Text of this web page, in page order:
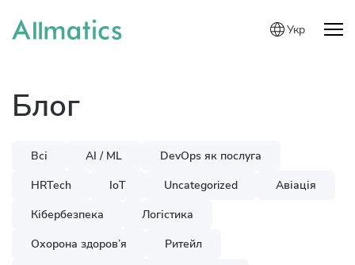
Укр
Блог
Всі AI / ML
DevOps як послуга
HRTech
IoT Uncategorized
Авіація
Кібербезпека
Логістика
Охорона здоров’я
Ритейл